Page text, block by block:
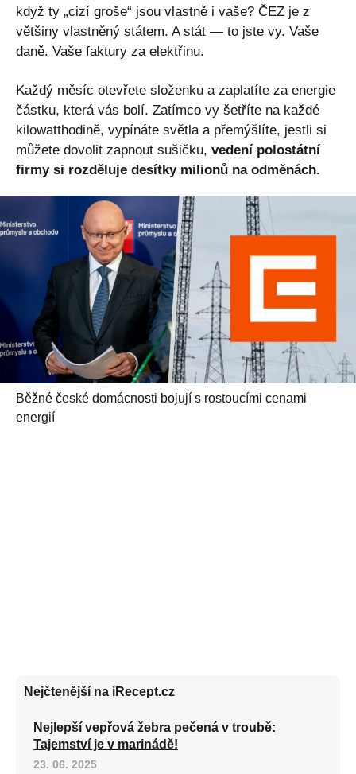
když ty „cizí groše“ jsou vlastně i vaše? ČEZ je z
většiny vlastněný státem. A stát — to jste vy. Vaše
daně. Vaše faktury za elektřinu.
Každý měsíc otevřete složenku a zaplatíte za energie
částku, která vás bolí. Zatímco vy šetříte na každé
kilowatthodině, vypínáte světla a přemýšlíte, jestli si
můžete dovolit zapnout sušičku, vedení polostátní
firmy si rozděluje desítky milionů na odměnách.
Běžné české domácnosti bojují s rostoucími cenami
energií
Nejčtenější na iRecept.cz
Nejlepší vepřová žebra pečená v troubě:
Tajemství je v marinádě!
23. 06. 2025